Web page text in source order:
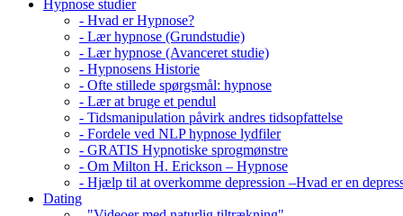
Hypnose studier
- Hvad er Hypnose?
- Lær hypnose (Grundstudie)
- Lær hypnose (Avanceret studie)
- Hypnosens Historie
- Ofte stillede spørgsmål: hypnose
- Lær at bruge et pendul
- Tidsmanipulation påvirk andres tidsopfattelse
- Fordele ved NLP hypnose lydfiler
- GRATIS Hypnotiske sprogmønstre
- Om Milton H. Erickson – Hypnose
- Hjælp til at overkomme depression –Hvad er en
Dating